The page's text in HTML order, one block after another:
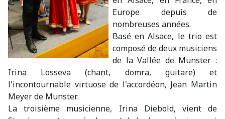
Europe depuis de
nombreuses années.
Basé en Alsace, le trio est
composé de deux musiciens
de la Vallée de Munster :
Irina Losseva (chant, domra, guitare) et
l'incontournable virtuose de l'accordéon, Jean Martin
Meyer de Munster.
La troisième musicienne, Irina Diebold, vient de